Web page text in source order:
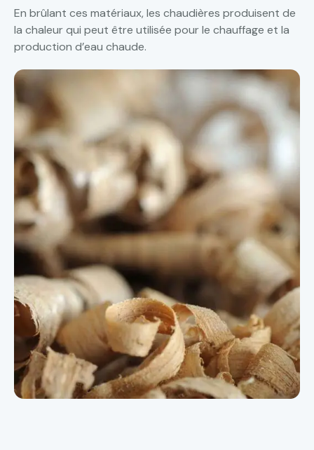
En brûlant ces matériaux, les chaudières produisent de
la chaleur qui peut être utilisée pour le chauffage et la
production d’eau chaude.